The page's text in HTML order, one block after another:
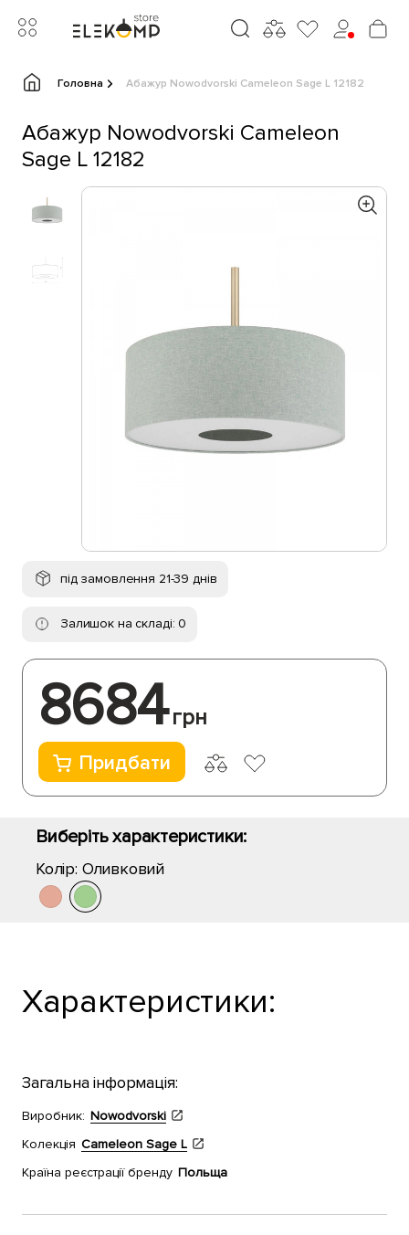
Головна Абажур Nowodvorski Cameleon Sage L 12182
Абажур Nowodvorski Cameleon
Sage L 12182
під замовлення 21-39 днів
Залишок на складі: 0
8684грн
Придбати
Виберіть характеристики:
Колір: Оливковий
Характеристики:
Загальна інформація:
Виробник: Nowodvorski
Колекція Cameleon Sage L
Країна реєстрації бренду Польща